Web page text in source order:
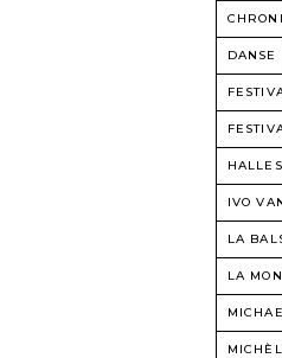
DANSE
IVO
LA
LA